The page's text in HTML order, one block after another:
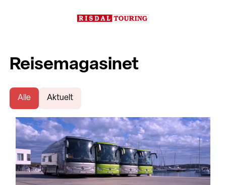
Reisemagasinet
Alle Aktuelt